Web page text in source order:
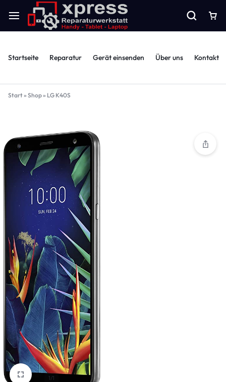
Startseite Reparatur Gerät einsenden Über uns Kontakt
Start» Shop» LG K40S
1/1